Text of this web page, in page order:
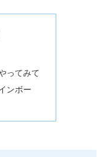
ってみて
ンボー